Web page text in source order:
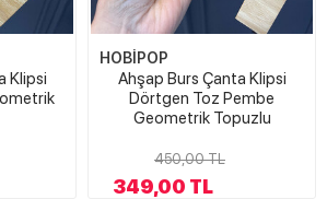
Klipsi
HOBİPOP
Ahşap Burs Çanta Klipsi
Dörtgen Toz Pembe
Geometrik Topuzlu
450,00 TL
349,00 TL